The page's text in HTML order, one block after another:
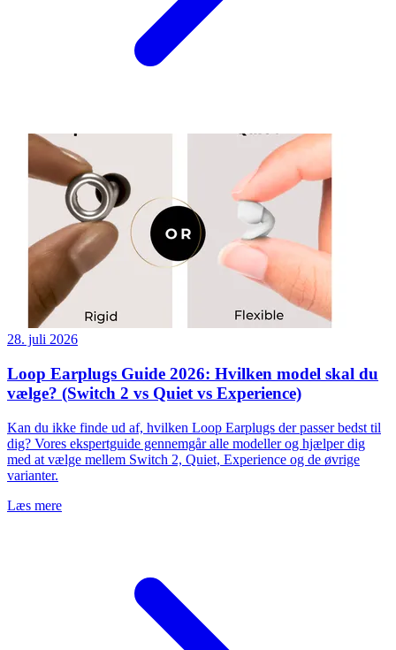
28. juli 2026
Loop Earplugs Guide 2026: Hvilken model skal du
vælge? (Switch 2 vs Quiet vs Experience)
Kan du ikke finde ud af, hvilken Loop Earplugs der passer bedst til
dig? Vores ekspertguide gennemgår alle modeller og hjælper dig
med at vælge mellem Switch 2, Quiet, Experience og de øvrige
varianter.
Læs mere